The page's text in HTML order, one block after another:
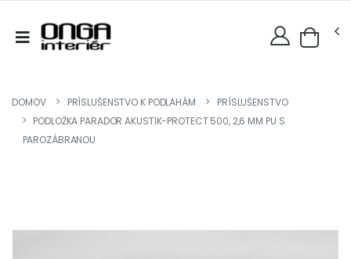
DOMOV PRÍSLUŠENSTVO K PODLAHÁM
PRÍSLUŠENSTVO
PODLOŽKA PARADOR AKUSTIK-PROTECT 500, 2,6 MM PU S
PAROZÁBRANOU